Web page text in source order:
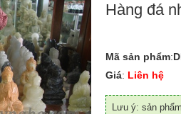
Hàng đá
Mã sản phẩm:
Giá: Liên hệ
Lưu ý: sản